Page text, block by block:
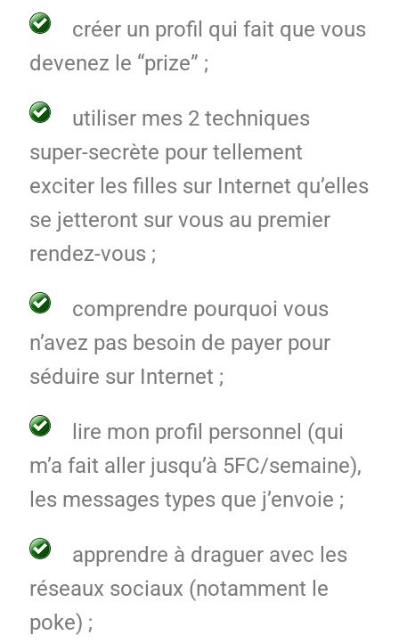
créer un profil qui fait que vous
devenez le “prize” ;
utiliser mes 2 techniques
super-secrète pour tellement
exciter les filles sur Internet qu’elles
se jetteront sur vous au premier
rendez-vous ;
comprendre pourquoi vous
n’avez pas besoin de payer pour
séduire sur Internet ;
lire mon profil personnel (qui
m’a fait aller jusqu’à 5FC/semaine),
les messages types que j’envoie ;
apprendre à draguer avec les
réseaux sociaux (notamment le
poke) ;